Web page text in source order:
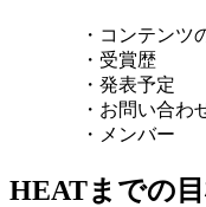
・コンテンツ
・受賞歴
・発表予定
・お問い合わ
・メンバー
HEATまでの